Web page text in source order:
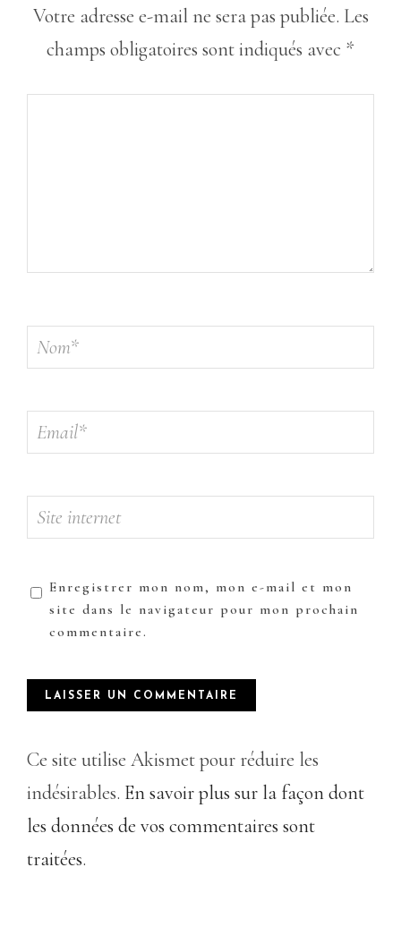
Votre adresse e-mail ne sera pas publiée. Les
champs obligatoires sont indiqués avec *
Enregistrer mon nom, mon e-mail et mon
site dans le navigateur pour mon prochain
commentaire.
Ce site utilise Akismet pour réduire les
indésirables. En savoir plus sur la façon dont
les données de vos commentaires sont
traitées.